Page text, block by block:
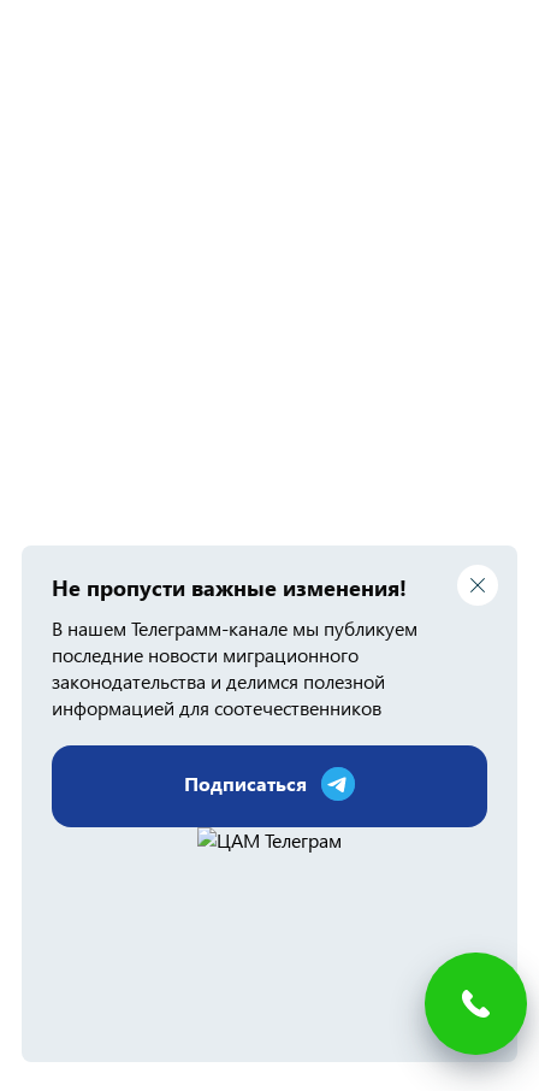
Не пропусти важные изменения!
В нашем Телеграмм-канале мы публикуем
последние новости миграционного
законодательства и делимся полезной
информацией для соотечественников
Подписаться